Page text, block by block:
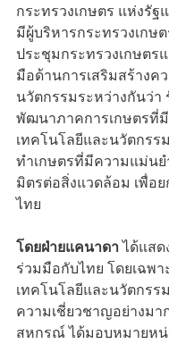
กระทรวงเกษตร แห่งรั
มีผู้บริหารกระทรวงเก
ประชุมกระทรวงเกษตร
มือด้านการเสริมสร้างค
นวัตกรรมระหว่างกันว่
พัฒนาภาคการเกษตรที่
เทคโนโลยีและนวัตกรร
ทำเกษตรที่มีความแม่นย
มิตรต่อสิ่งแวดล้อม เพื่อ
ไทย
โดยฝ่ายแคนาดาได้แสด
ร่วมมือกับไทย โดยเฉพ
เทคโนโลยีและนวัตกรร
ความเชี่ยวชาญอย่างมา
สหกรณ์ ได้มอบหมายหน่